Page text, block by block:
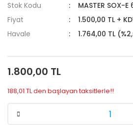
Stok Kodu
MASTER SOX-E
Fiyat
1.500,00 TL +
Havale
1.764,00 TL
1.800,00 TL
188,01 TL den başlayan taksitlerle!!